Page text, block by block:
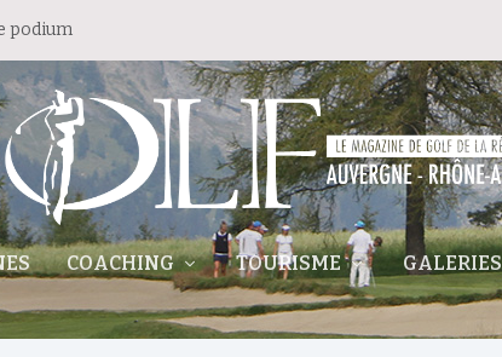
podium
COACHING TOURISME GALERIES